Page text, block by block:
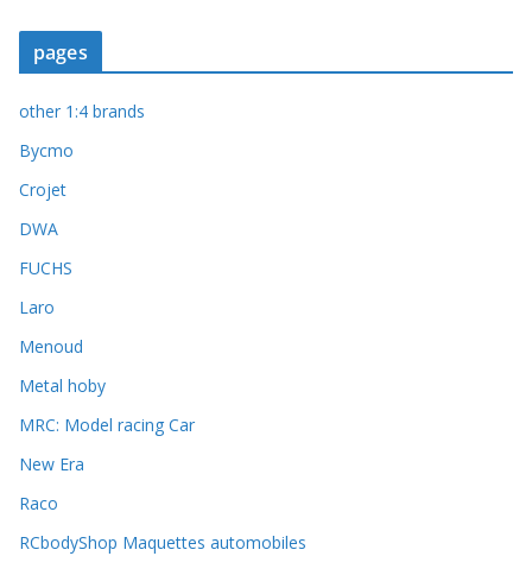
pages
other 1:4 brands
Bycmo
Crojet
DWA
FUCHS
Laro
Menoud
Metal hoby
MRC: Model racing Car
New Era
Raco
RCbodyShop Maquettes automobiles